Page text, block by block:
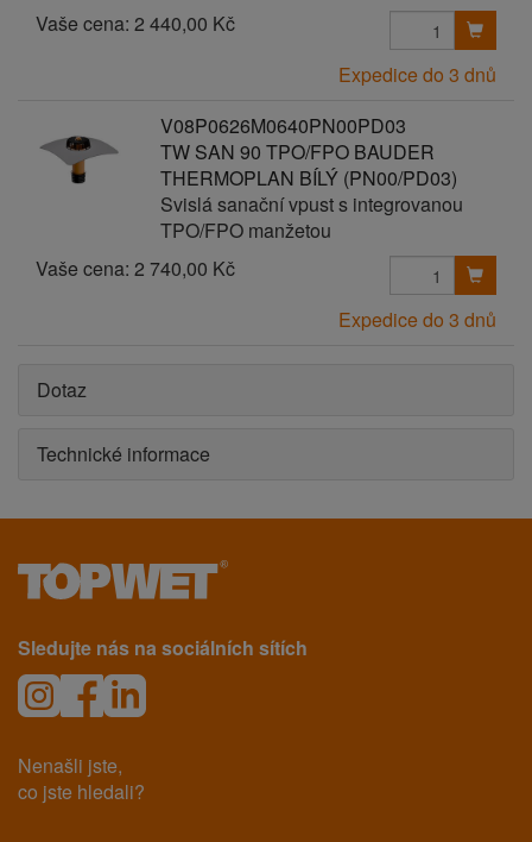
Vaše cena: 2 440,00 Kč
Expedice do 3 dnů
V08P0626M0640PN00PD03
TW SAN 90 TPO/FPO BAUDER
THERMOPLAN BÍLÝ (PN00/PD03)
Svislá sanační vpust s integrovanou
TPO/FPO manžetou
Vaše cena: 2 740,00 Kč
Expedice do 3 dnů
Dotaz
Technické informace
Sledujte nás na sociálních sítích
Nenašli jste,
co jste hledali?